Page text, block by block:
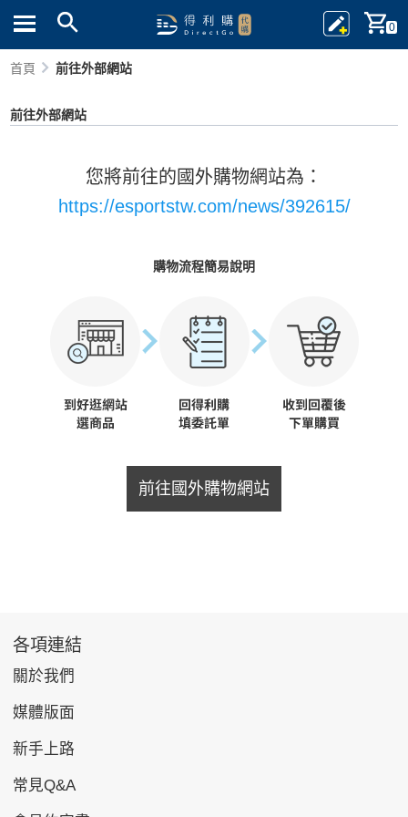
0
首頁 前往外部網站
前往外部網站
您將前往的國外購物網站為：
https://esportstw.com/news/392615/
購物流程簡易說明
前往國外購物網站
各項連結
關於我們
媒體版面
新手上路
常見Q&A